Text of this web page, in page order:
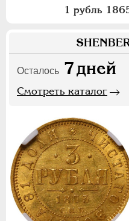
1 рубль
Осталось 7дней
Смотреть каталог